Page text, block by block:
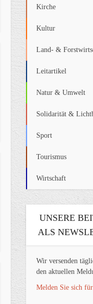
Kirche
Kultur
Land- &
Leitartikel
Natur & Umwelt
Solidarität &
Sport
Tourismus
Wirtschaft
UNSERE
ALS
Wir versenden
den aktuellen
Melden Sie sich